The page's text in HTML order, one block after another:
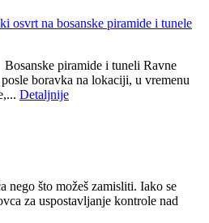
i tuneli Ravne
boravka na lokaciji, u vremenu
Detaljnije
nego što možeš zamisliti. Iako se
za uspostavljanje kontrole nad